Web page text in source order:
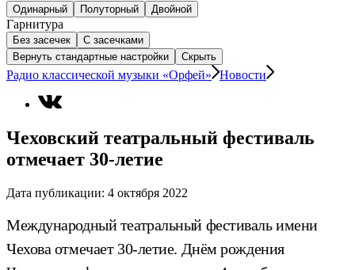
Одинарный Полуторный Двойной
Гарнитура
Без засечек
С засечками
Вернуть стандартные настройки
Скрыть
Радио классической музыки «Орфей» Новости
Чеховский театральный фестиваль
отмечает 30-летие
Дата публикации: 4 октября 2022
Международный театральный фестиваль имени
Чехова отмечает 30-летие. Днём рождения